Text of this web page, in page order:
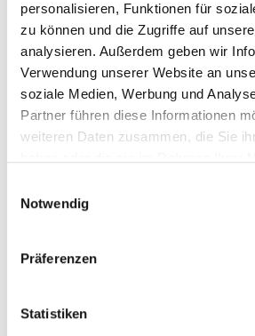
personalisieren, Funktionen für
zu können und die Zugriffe auf
analysieren. Außerdem geben wir
Verwendung unserer Website an
soziale Medien, Werbung und
Partner führen diese Informationen
weiteren Daten zusammen, die Sie
Notwendig
Präferenzen
Statistiken
Materialien sind zunächst
sowie die Auswahl der optimalen
Anforderungsvorgaben sind dabei